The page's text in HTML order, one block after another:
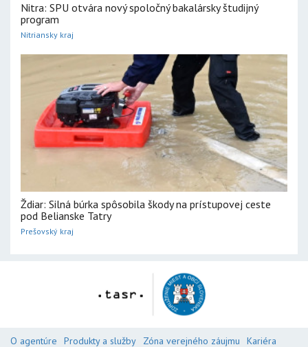
Nitra: SPU otvára nový spoločný bakalársky študijný
program
Nitriansky kraj
Ždiar: Silná búrka spôsobila škody na prístupovej ceste
pod Belianske Tatry
Prešovský kraj
O agentúre Produkty a služby Zóna verejného záujmu Kariéra